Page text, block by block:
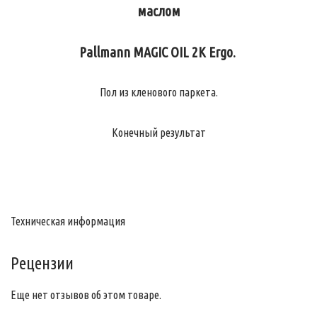
маслом
Pallmann MAGIC OIL 2K Ergo.
Пол из кленового паркета.
Конечный результат
Техническая информация
Рецензии
Еще нет отзывов об этом товаре.